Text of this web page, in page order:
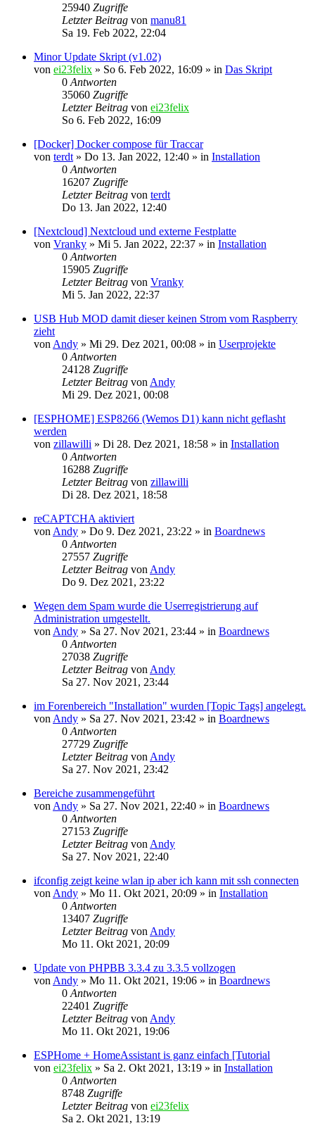
25940 Zugriffe
Letzter Beitrag von manu81
Sa 19. Feb 2022, 22:04
Minor Update Skript (v1.02)
von ei23felix » So 6. Feb 2022, 16:09 » in Das Skript
0 Antworten
35060 Zugriffe
Letzter Beitrag von ei23felix
So 6. Feb 2022, 16:09
[Docker] Docker compose für Traccar
von terdt » Do 13. Jan 2022, 12:40 » in Installation
0 Antworten
16207 Zugriffe
Letzter Beitrag von terdt
Do 13. Jan 2022, 12:40
[Nextcloud] Nextcloud und externe Festplatte
von Vranky » Mi 5. Jan 2022, 22:37 » in Installation
0 Antworten
15905 Zugriffe
Letzter Beitrag von Vranky
Mi 5. Jan 2022, 22:37
USB Hub MOD damit dieser keinen Strom vom Raspberry
zieht
von Andy » Mi 29. Dez 2021, 00:08 » in Userprojekte
0 Antworten
24128 Zugriffe
Letzter Beitrag von Andy
Mi 29. Dez 2021, 00:08
[ESPHOME] ESP8266 (Wemos D1) kann nicht geflasht
werden
von zillawilli » Di 28. Dez 2021, 18:58 » in Installation
0 Antworten
16288 Zugriffe
Letzter Beitrag von zillawilli
Di 28. Dez 2021, 18:58
reCAPTCHA aktiviert
von Andy » Do 9. Dez 2021, 23:22 » in Boardnews
0 Antworten
27557 Zugriffe
Letzter Beitrag von Andy
Do 9. Dez 2021, 23:22
Wegen dem Spam wurde die Userregistrierung auf
Administration umgestellt.
von Andy » Sa 27. Nov 2021, 23:44 » in Boardnews
0 Antworten
27038 Zugriffe
Letzter Beitrag von Andy
Sa 27. Nov 2021, 23:44
im Forenbereich "Installation" wurden [Topic Tags] angelegt.
von Andy » Sa 27. Nov 2021, 23:42 » in Boardnews
0 Antworten
27729 Zugriffe
Letzter Beitrag von Andy
Sa 27. Nov 2021, 23:42
Bereiche zusammengeführt
von Andy » Sa 27. Nov 2021, 22:40 » in Boardnews
0 Antworten
27153 Zugriffe
Letzter Beitrag von Andy
Sa 27. Nov 2021, 22:40
ifconfig zeigt keine wlan ip aber ich kann mit ssh connecten
von Andy » Mo 11. Okt 2021, 20:09 » in Installation
0 Antworten
13407 Zugriffe
Letzter Beitrag von Andy
Mo 11. Okt 2021, 20:09
Update von PHPBB 3.3.4 zu 3.3.5 vollzogen
von Andy » Mo 11. Okt 2021, 19:06 » in Boardnews
0 Antworten
22401 Zugriffe
Letzter Beitrag von Andy
Mo 11. Okt 2021, 19:06
ESPHome + HomeAssistant is ganz einfach [Tutorial
von ei23felix » Sa 2. Okt 2021, 13:19 » in Installation
0 Antworten
8748 Zugriffe
Letzter Beitrag von ei23felix
Sa 2. Okt 2021, 13:19